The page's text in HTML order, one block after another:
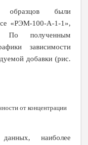
образцов были
«РЭМ-100-А-1-1»,
По полученным
зависимости
добавки (рис.
от концентрации
наиболее